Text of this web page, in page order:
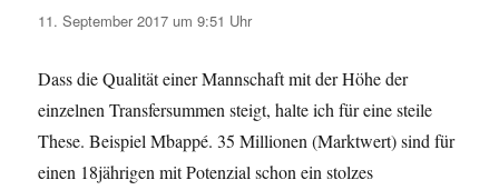
11. September 2017 um 9:51 Uhr
Dass die Qualität einer Mannschaft mit der Höhe der
einzelnen Transfersummen steigt, halte ich für eine steile
These. Beispiel Mbappé. 35 Millionen (Marktwert) sind für
einen 18jährigen mit Potenzial schon ein stolzes